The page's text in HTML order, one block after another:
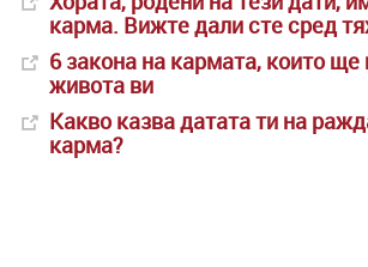
карма. Вижте дали сте сред
6 закона на кармата, които ще
живота ви
Какво казва датата ти на
карма?